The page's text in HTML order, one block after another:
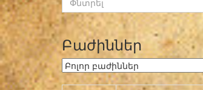
Բաժիններ